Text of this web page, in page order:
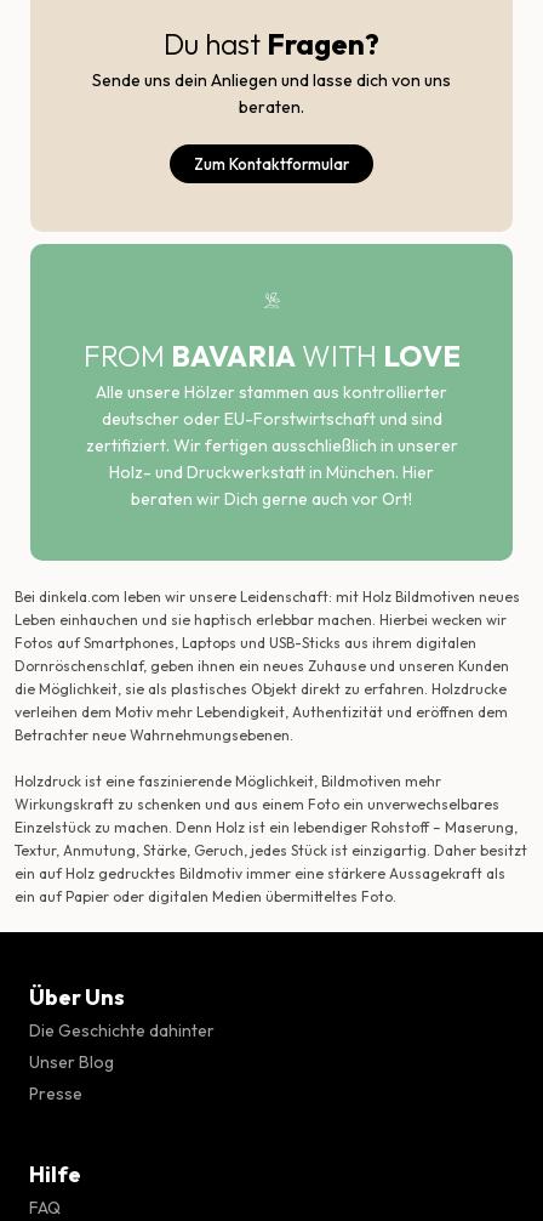
Du hast Fragen?
Sende uns dein Anliegen und lasse dich von uns
beraten.
Zum Kontaktformular
FROM BAVARIAWITH LOVE
Alle unsere Hölzer stammen aus kontrollierter
deutscher oder EU-Forstwirtschaft und sind
zertifiziert. Wir fertigen ausschließlich in unserer
Holz- und Druckwerkstatt in München. Hier
beraten wir Dich gerne auch vor Ort!
Bei dinkela.com leben wir unsere Leidenschaft: mit Holz Bildmotiven neues
Leben einhauchen und sie haptisch erlebbar machen. Hierbei wecken wir
Fotos auf Smartphones, Laptops und USB-Sticks aus ihrem digitalen
Dornröschenschlaf, geben ihnen ein neues Zuhause und unseren Kunden
die Möglichkeit, sie als plastisches Objekt direkt zu erfahren. Holzdrucke
verleihen dem Motiv mehr Lebendigkeit, Authentizität und eröffnen dem
Betrachter neue Wahrnehmungsebenen.
Holzdruck ist eine faszinierende Möglichkeit, Bildmotiven mehr
Wirkungskraft zu schenken und aus einem Foto ein unverwechselbares
Einzelstück zu machen. Denn Holz ist ein lebendiger Rohstoff – Maserung,
Textur, Anmutung, Stärke, Geruch, jedes Stück ist einzigartig. Daher besitzt
ein auf Holz gedrucktes Bildmotiv immer eine stärkere Aussagekraft als
ein auf Papier oder digitalen Medien übermitteltes Foto.
Über Uns
Die Geschichte dahinter
Unser Blog
Presse
Hilfe
FAQ